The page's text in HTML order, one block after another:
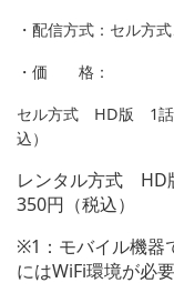
・配信方式：セル方式
・価 格：
セル方式 HD版 1
込）
レンタル方式
350円（税込）
※1：モバイル機器
にはWiFi環境が必要